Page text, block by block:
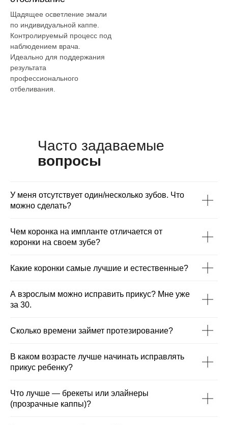
Щадящее осветление эмали
по индивидуальной каппе.
Контролируемый процесс под
наблюдением врача.
Идеально для поддержания
результата
профессионального
отбеливания.
Часто задаваемые
вопросы
У меня отсутствует один/несколько зубов. Что
можно сделать?
Чем коронка на импланте отличается от
коронки на своем зубе?
Какие коронки самые лучшие и естественные?
А взрослым можно исправить прикус? Мне уже
за 30.
Сколько времени займет протезирование?
В каком возрасте лучше начинать исправлять
прикус ребенку?
Что лучше — брекеты или элайнеры
(прозрачные каппы)?